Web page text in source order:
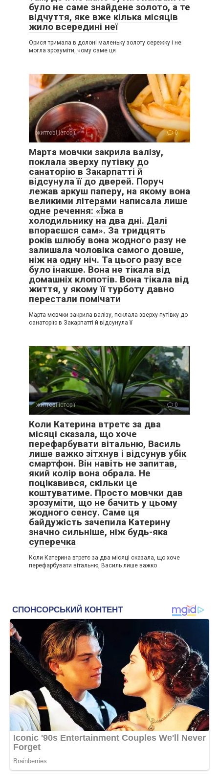
було не саме знайдене золото, а те
відчуття, яке вже кілька місяців
жило всередині неї
Орися тримала в долоні маленьку золоту сережку і не
могла зрозуміти, чому саме ця
життєві історії 0
Марта мовчки закрила валізу,
поклала зверху путівку до
санаторію в Закарпатті й
відсунула її до дверей. Поруч
лежав аркуш паперу, на якому вона
великими літерами написала лише
одне речення: «Їжа в
холодильнику на два дні. Далі
впораєшся сам». За тридцять
років шлюбу вона жодного разу не
залишала чоловіка самого довше,
ніж на одну ніч. Та цього разу все
було інакше. Вона не тікала від
домашніх клопотів. Вона тікала від
життя, у якому її турботу давно
перестали помічати
Марта мовчки закрила валізу, поклала зверху путівку до
санаторію в Закарпатті й відсунула її
життєві історії 0
Коли Катерина втретє за два
місяці сказала, що хоче
перефарбувати вітальню, Василь
лише важко зітхнув і відсунув убік
смартфон. Він навіть не запитав,
який колір вона обрала. Не
поцікавився, скільки це
коштуватиме. Просто мовчки дав
зрозуміти, що не бачить у цьому
жодного сенсу. Саме ця
байдужість зачепила Катерину
значно сильніше, ніж будь-яка
суперечка
Коли Катерина втретє за два місяці сказала, що хоче
перефарбувати вітальню, Василь лише важко